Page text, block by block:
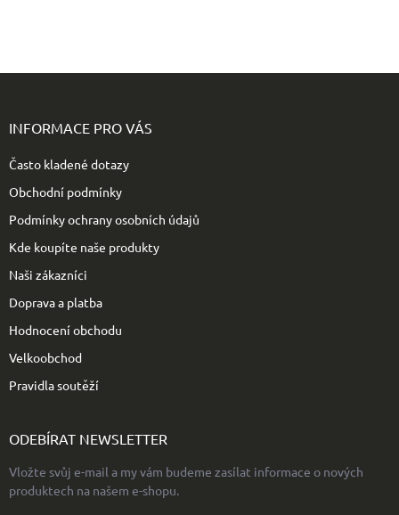
INFORMACE PRO VÁS
Často kladené dotazy
Obchodní podmínky
Podmínky ochrany osobních údajů
Kde koupíte naše produkty
Naši zákazníci
Doprava a platba
Hodnocení obchodu
Velkoobchod
Pravidla soutěží
ODEBÍRAT NEWSLETTER
Vložte svůj e-mail a my vám budeme zasílat informace o nových
produktech na našem e-shopu.